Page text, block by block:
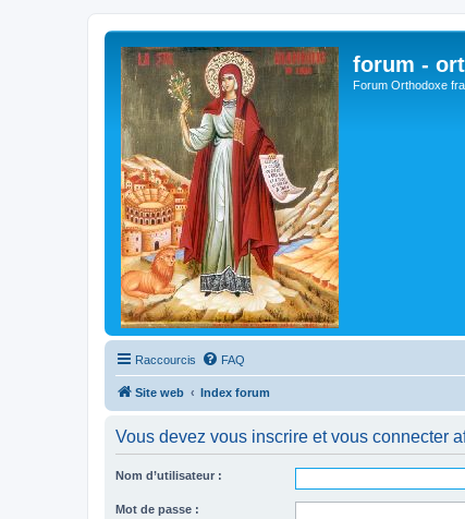
forum -
Forum Orthodoxe
Raccourcis FAQ
Site web Index forum
Vous devez vous inscrire et vous connecter
Nom d’utilisateur :
Mot de passe :